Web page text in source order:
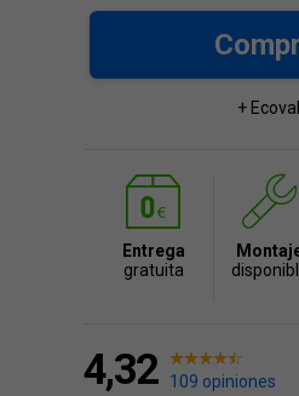
+
Entrega
gratuita
4,32 109 opiniones